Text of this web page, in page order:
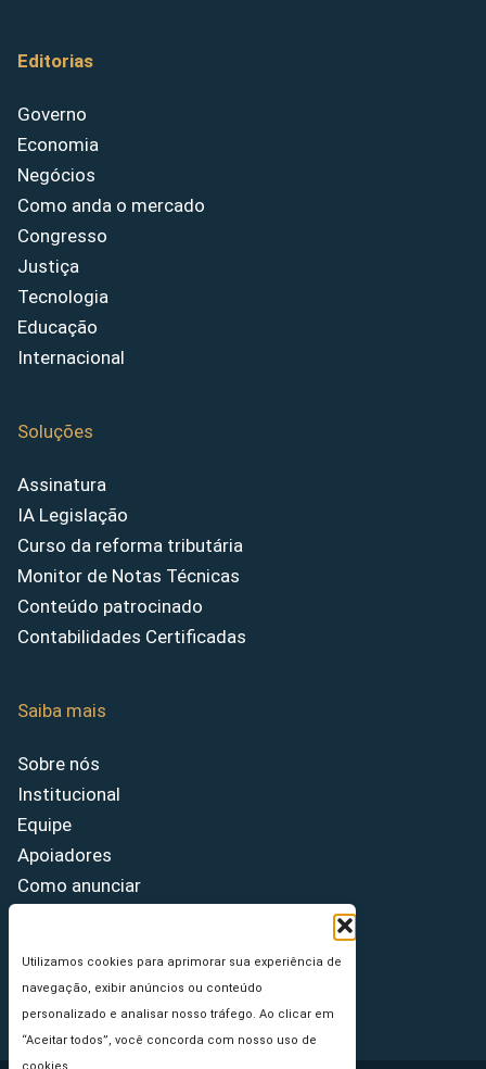
Utilizamos cookies para aprimorar sua experiência de
navegação, exibir anúncios ou conteúdo
personalizado e analisar nosso tráfego. Ao clicar em
“Aceitar todos”, você concorda com nosso uso de
Editorias
Governo
Economia
Negócios
Como anda o mercado
Congresso
Justiça
Tecnologia
Educação
Internacional
Soluções
Assinatura
IA Legislação
Curso da reforma tributária
Monitor de Notas Técnicas
Conteúdo patrocinado
Contabilidades Certificadas
Saiba mais
Sobre nós
Institucional
Equipe
Apoiadores
Como anunciar
Princípios Editoriais